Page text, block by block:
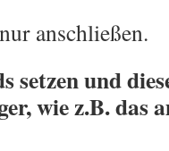
anschließen.
und
wie z.B.